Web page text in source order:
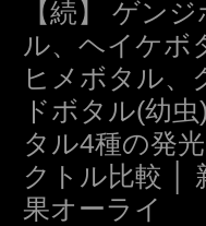
【続】 ゲン
ル、ヘイケボ
ヒメボタル、
ドボタル(幼
タル4種の発
クトル比較 │
果オーライ